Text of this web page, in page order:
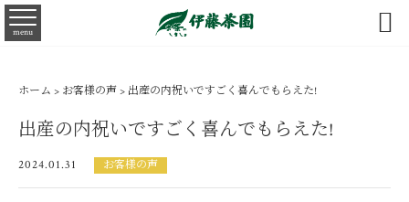
menu 
ホーム > お客様の声 > 出産の内祝いですごく喜んでもらえた!
出産の内祝いですごく喜んでもらえた!
2024.01.31 お客様の声